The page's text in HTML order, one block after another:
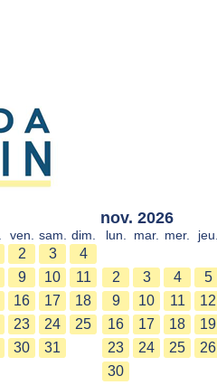
ven. sam. dim.
2 3
4
9 10
11
16 17
18
23 24
25
30 31
nov. 2026
lun. mar. mer. jeu.
2
3 4 5
9
10 11 12
16
17 18 19
23
24 25 26
30